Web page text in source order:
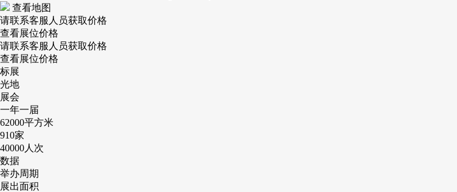
查看地图
请联系客服人员获取价格
查看展位价格
请联系客服人员获取价格
查看展位价格
标展
光地
展会
一年一届
62000平方米
910家
40000人次
数据
举办周期
展出面积